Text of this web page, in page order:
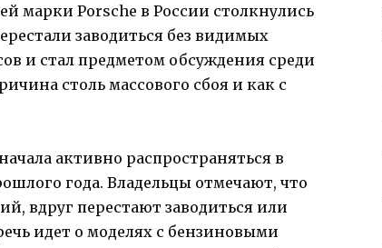
марки Porsche в России столкнулись
заводиться без видимых
и стал предметом обсуждения среди
столь массового сбоя и как с
активно распространяться в
года. Владельцы отмечают, что
вдруг перестают заводиться или
идет о моделях с бензиновыми